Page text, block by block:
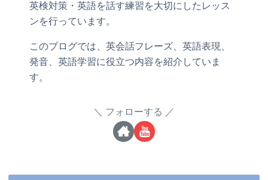
英検対策・英語を話す練習を大切にしたレッス
ンを行っています。
このブログでは、英会話フレーズ、英語表現、
発音、英語学習に役立つ内容を紹介していま
す。
フォローする